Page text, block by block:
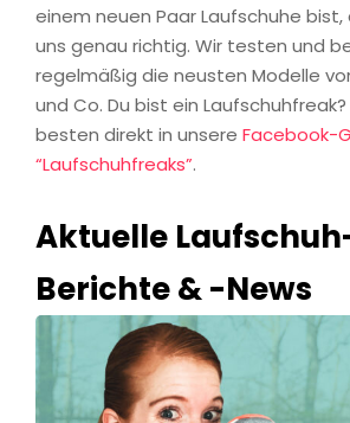
einem neuen Paar Laufschuhe
uns genau richtig. Wir testen und
regelmäßig die neusten Modelle
und Co. Du bist ein
besten direkt in unsere Facebook-
“Laufschuhfreaks”.
Aktuelle
Berichte & -News